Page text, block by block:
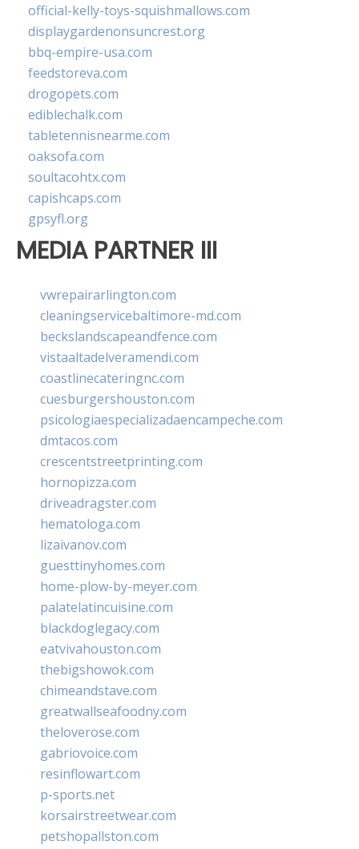
official-kelly-toys-squishmallows.com
displaygardenonsuncrest.org
bbq-empire-usa.com
feedstoreva.com
drogopets.com
ediblechalk.com
tabletennisnearme.com
oaksofa.com
soultacohtx.com
capishcaps.com
gpsyfl.org
MEDIA PARTNER III
vwrepairarlington.com
cleaningservicebaltimore-md.com
beckslandscapeandfence.com
vistaaltadelveramendi.com
coastlinecateringnc.com
cuesburgershouston.com
psicologiaespecializadaencampeche.com
dmtacos.com
crescentstreetprinting.com
hornopizza.com
driveadragster.com
hematologa.com
lizaivanov.com
guesttinyhomes.com
home-plow-by-meyer.com
palatelatincuisine.com
blackdoglegacy.com
eatvivahouston.com
thebigshowok.com
chimeandstave.com
greatwallseafoodny.com
theloverose.com
gabriovoice.com
resinflowart.com
p-sports.net
korsairstreetwear.com
petshopallston.com